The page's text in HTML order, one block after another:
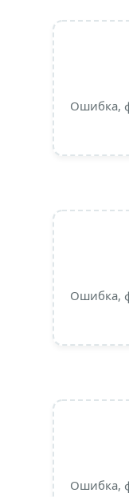
Ошибка,
Ошибка,
Ошибка,